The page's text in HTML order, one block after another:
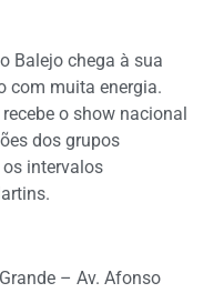
Balejo chega à sua
com muita energia.
o show nacional
dos grupos
intervalos
– Av. Afonso